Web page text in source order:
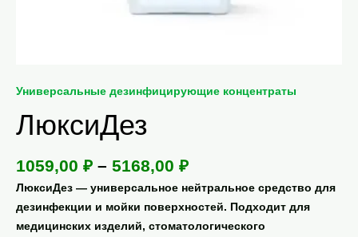
Универсальные дезинфицирующие концентраты
ЛюксиДез
1059,00 ₽ – 5168,00 ₽
ЛюксиДез — универсальное нейтральное средство для
дезинфекции и мойки поверхностей. Подходит для
медицинских изделий, стоматологического